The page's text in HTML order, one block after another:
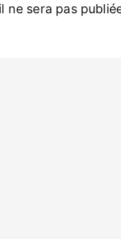
ne sera pas